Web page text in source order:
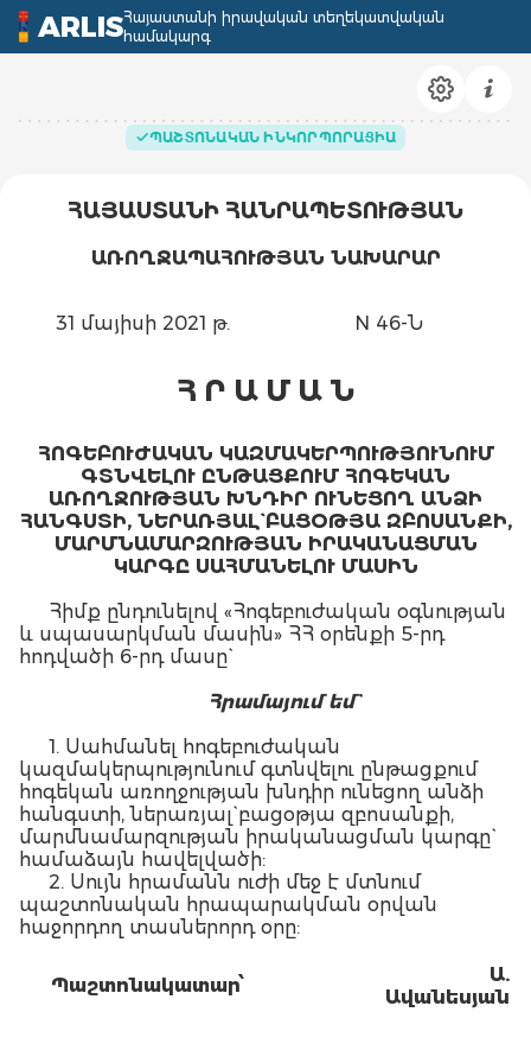
ARLISՀայաստանի իրավական տեղեկատվական
համակարգ
ՊԱՇՏՈՆԱԿԱՆ ԻՆԿՈՐՊՈՐԱՑԻԱ
ՀԱՅԱՍՏԱՆԻ ՀԱՆՐԱՊԵՏՈՒԹՅԱՆ
ԱՌՈՂՋԱՊԱՀՈՒԹՅԱՆ ՆԱԽԱՐԱՐ
31 մայիսի 2021 թ. N 46-Ն
Հ Ր Ա Մ Ա Ն
ՀՈԳԵԲՈՒԺԱԿԱՆ ԿԱԶՄԱԿԵՐՊՈՒԹՅՈՒՆՈՒՄ
ԳՏՆՎԵԼՈՒ ԸՆԹԱՑՔՈՒՄ ՀՈԳԵԿԱՆ
ԱՌՈՂՋՈՒԹՅԱՆ ԽՆԴԻՐ ՈՒՆԵՑՈՂ ԱՆՁԻ
ՀԱՆԳՍՏԻ, ՆԵՐԱՌՅԱԼ` ԲԱՑՕԹՅԱ ԶԲՈՍԱՆՔԻ,
ՄԱՐՄՆԱՄԱՐԶՈՒԹՅԱՆ ԻՐԱԿԱՆԱՑՄԱՆ
ԿԱՐԳԸ ՍԱՀՄԱՆԵԼՈՒ ՄԱՍԻՆ
Հիմք ընդունելով «Հոգեբուժական օգնության
և սպասարկման մասին» ՀՀ օրենքի 5-րդ
հոդվածի 6-րդ մասը`
Հրամայում եմ`
1. Սահմանել հոգեբուժական
կազմակերպությունում գտնվելու ընթացքում
հոգեկան առողջության խնդիր ունեցող անձի
հանգստի, ներառյալ` բացօթյա զբոսանքի,
մարմնամարզության իրականացման կարգը`
համաձայն հավելվածի:
2. Սույն հրամանն ուժի մեջ է մտնում
պաշտոնական հրապարակման օրվան
հաջորդող տասներորդ օրը:
Պաշտոնակատար՝
Ա.
Ավանեսյան